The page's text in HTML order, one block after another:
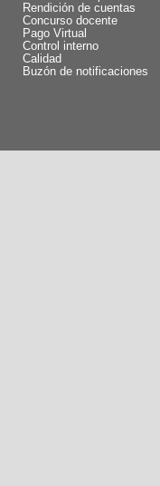
Rendición de cuentas
Concurso docente
Pago Virtual
Control interno
Calidad
Buzón de notificaciones